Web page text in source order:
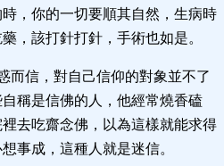
，你的一切要順其自然，生病時
，該打針打針，手術也如是。
而信，對自己信仰的對象並不了
稱是信佛的人，他經常燒香磕
去吃齋念佛，以為這樣就能求得
事成，這種人就是迷信。